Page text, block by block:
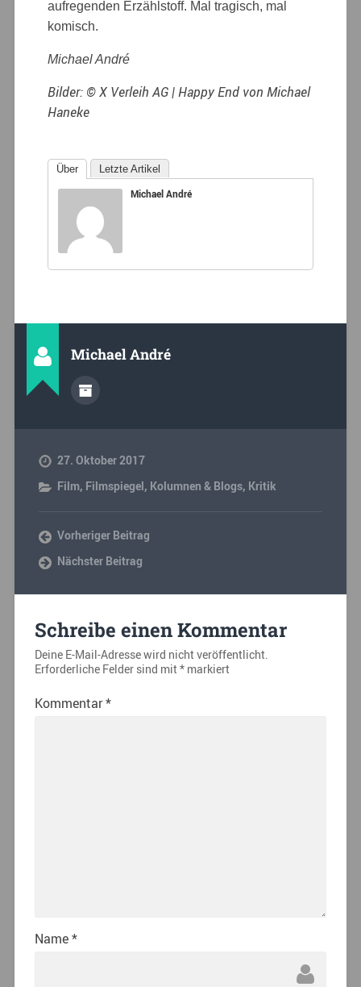
aufregenden Erzählstoff. Mal tragisch, mal
komisch.
Michael André
Bilder: © X Verleih AG | Happy End von Michael
Haneke
Über Letzte Artikel
Michael André
Michael André
27. Oktober 2017
Film, Filmspiegel, Kolumnen & Blogs, Kritik
Vorheriger Beitrag
Nächster Beitrag
Schreibe einen Kommentar
Deine E-Mail-Adresse wird nicht veröffentlicht.
Erforderliche Felder sind mit*markiert
Kommentar*
Name*